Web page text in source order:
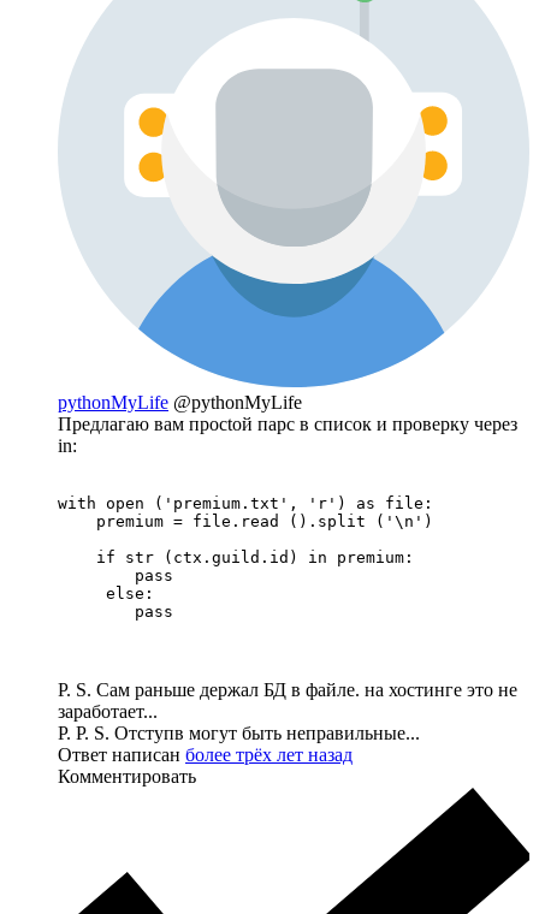
pythonMyLife @pythonMyLife
Предлагаю вам просtой парс в список и проверку через
in:
with open ('premium.txt', 'r') as file:
    premium = file.read ().split ('\n')
    if str (ctx.guild.id) in premium:
        pass
     else:
        pass
P. S. Сам раньше держал БД в файле. на хостинге это не
заработает...
P. P. S. Отступв могут быть неправильные...
Ответ написан более трёх лет назад
Комментировать